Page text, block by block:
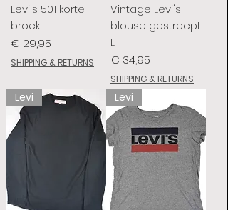
Levi's 501 korte
broek
Prijs
€ 29,95
SHIPPING & RETURNS
Vintage Levi's
blouse gestreept
L
Prijs
€ 34,95
SHIPPING & RETURNS
Levi Levi